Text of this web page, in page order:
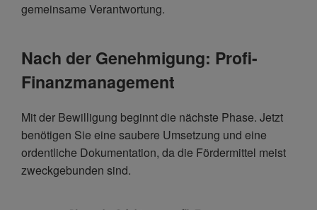
gemeinsame Verantwortung.
Nach der Genehmigung: Profi-
Finanzmanagement
Mit der Bewilligung beginnt die nächste Phase. Jetzt
benötigen Sie eine saubere Umsetzung und eine
ordentliche Dokumentation, da die Fördermittel meist
zweckgebunden sind.